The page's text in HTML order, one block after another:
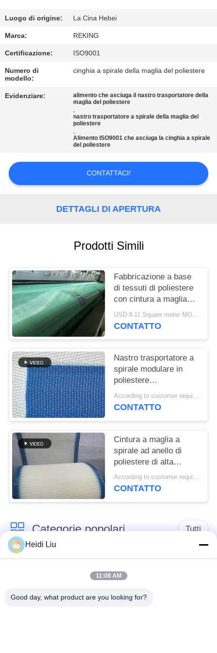
DI
QUALITÀ
CONTATTICI
NOTIZIE
CITAZIONE
MAPPA
POLICY
Luogo di origine: La Cina Hebei
Marca: REKING
Certificazione: ISO9001
Numero di
modello:
cinghia a spirale della maglia del poliestere
Evidenziare:
alimento che asciuga il nastro trasportatore della
maglia del poliestere
,
nastro trasportatore a spirale della maglia del
poliestere
,
Alimento ISO9001 che asciuga la cinghia a spirale
del poliestere
CONTATTACI!
DETTAGLI DI APERTURA
Prodotti Simili
Fabbricazione a base
di tessuti di poliestere
con cintura a maglia
tessuta
USD 8-11 Square meter MOQ:1 metro
CONTATTO
Nastro trasportatore a
spirale modulare in
poliestere
polioxometilene
plastico congelato per
torre a maglia piatta
According to customer requirements MOQ:1 metro
CONTATTO
Cintura a maglia a
spirale ad anello di
poliestere di alta
qualità, cintura a
maglia a filtro 100% di
According to customer requirements MOQ:1 metro
CONTATTO
Categorie popolari Tutti
cinghia della rete
della maglia
Heidi Liu
11:08 AM
Good day, what product are you looking for?